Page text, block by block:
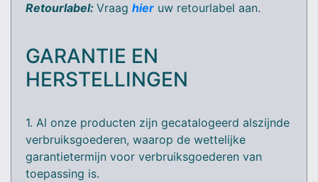
Retourlabel: Vraag hier uw retourlabel aan.
GARANTIE EN
HERSTELLINGEN
1. Al onze producten zijn gecatalogeerd alszijnde
verbruiksgoederen, waarop de wettelijke
garantietermijn voor verbruiksgoederen van
toepassing is.